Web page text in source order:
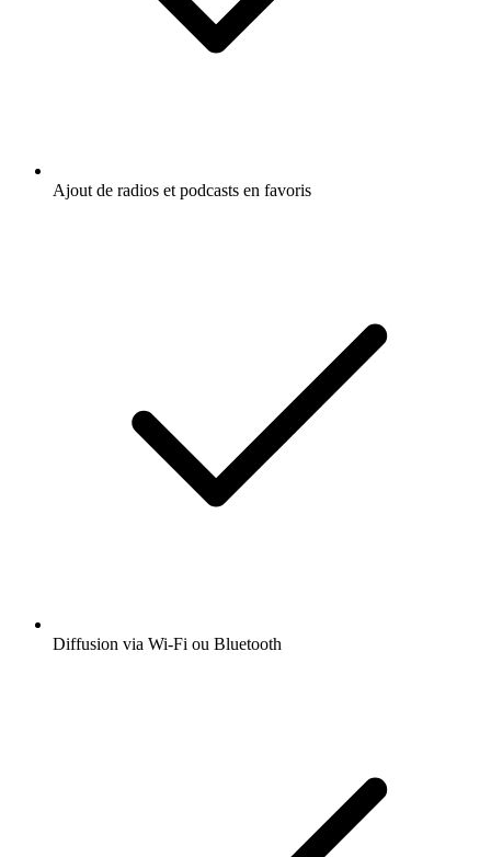
Ajout de radios et podcasts en favoris
Diffusion via Wi-Fi ou Bluetooth